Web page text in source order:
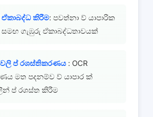
කිරීම: පවත්නා ව් යාපාරික
ගැඹුරු ඒකාබද්ධතාවයක්
ප් රශස්තිකරණය : OCR
මත පදනම්ව ව් යාපාර ක්
ප් රශස්ත කිරීම